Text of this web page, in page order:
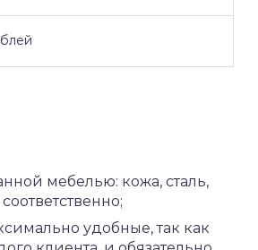
мебелью: кожа, сталь,
удобные, так как